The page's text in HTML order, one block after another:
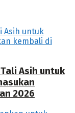
Asih untuk
2026